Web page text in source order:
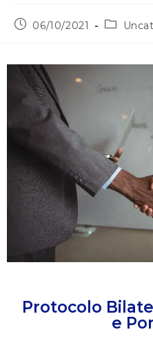
06/10/2021
Protocolo
e